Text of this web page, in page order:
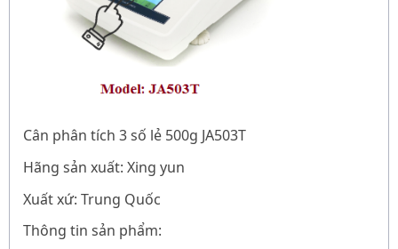
Cân phân tích 3 số lẻ 500g JA503T
Hãng sản xuất: Xing yun
Xuất xứ: Trung Quốc
Thông tin sản phẩm: